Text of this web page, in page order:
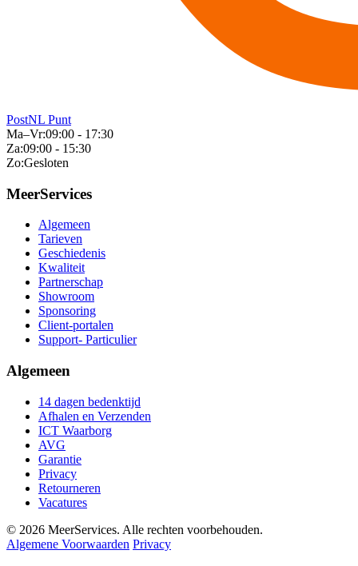
PostNL Punt
Ma–Vr:09:00 - 17:30
Za:09:00 - 15:30
Zo:Gesloten
MeerServices
Algemeen
Tarieven
Geschiedenis
Kwaliteit
Partnerschap
Showroom
Sponsoring
Client-portalen
Support- Particulier
Algemeen
14 dagen bedenktijd
Afhalen en Verzenden
ICT Waarborg
AVG
Garantie
Privacy
Retourneren
Vacatures
© 2026 MeerServices. Alle rechten voorbehouden.
Algemene Voorwaarden Privacy